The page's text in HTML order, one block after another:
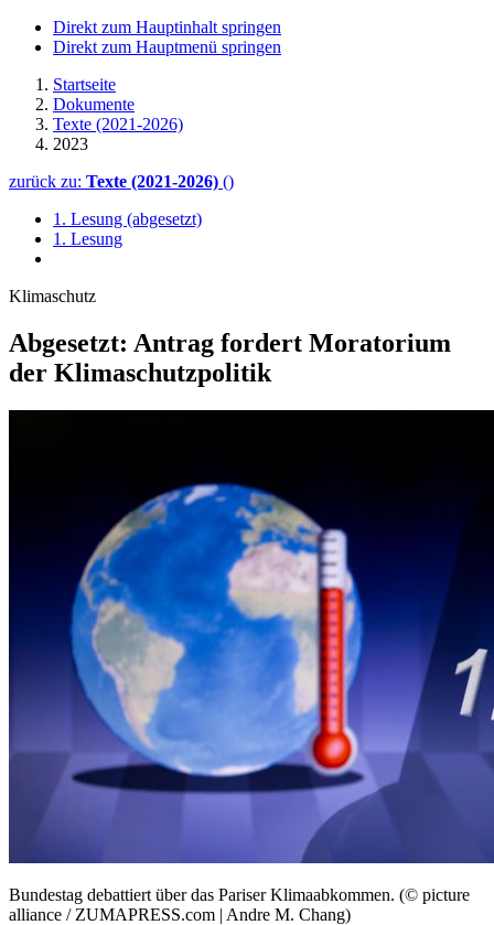
Direkt zum Hauptinhalt springen
Direkt zum Hauptmenü springen
Startseite
Dokumente
Texte (2021-2026)
2023
zurück zu: Texte (2021-2026) ()
1. Lesung (abgesetzt)
1. Lesung
Klimaschutz
Abgesetzt: Antrag fordert Moratorium
der Klimaschutzpolitik
Bundestag debattiert über das Pariser Klimaabkommen. (© picture
alliance / ZUMAPRESS.com | Andre M. Chang)